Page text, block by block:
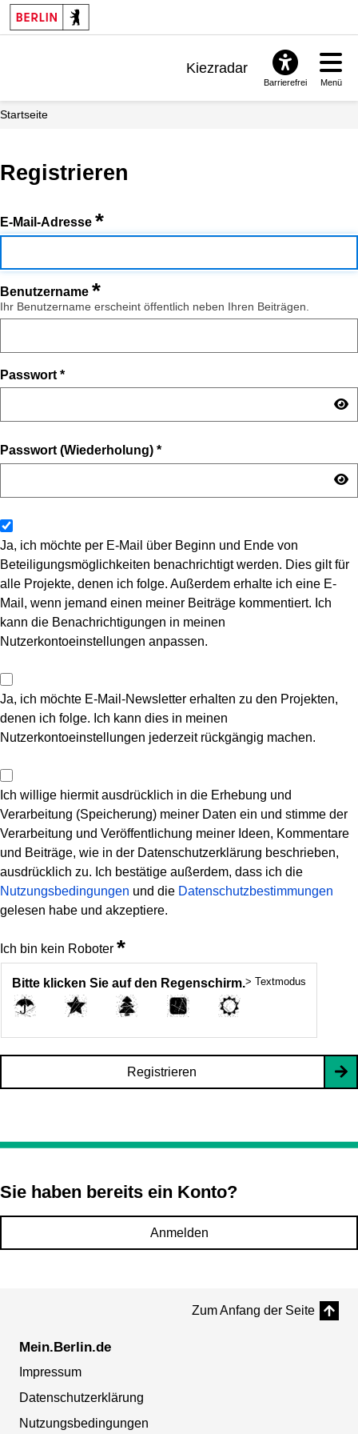
Kiezradar
Barrierefrei Menü
Startseite
Registrieren
E-Mail-Adresse *
Benutzername *
Ihr Benutzername erscheint öffentlich neben Ihren Beiträgen.
Passwort *
Passwort (Wiederholung) *
Ja, ich möchte per E-Mail über Beginn und Ende von
Beteiligungsmöglichkeiten benachrichtigt werden. Dies gilt für
alle Projekte, denen ich folge. Außerdem erhalte ich eine E-
Mail, wenn jemand einen meiner Beiträge kommentiert. Ich
kann die Benachrichtigungen in meinen
Nutzerkontoeinstellungen anpassen.
Ja, ich möchte E-Mail-Newsletter erhalten zu den Projekten,
denen ich folge. Ich kann dies in meinen
Nutzerkontoeinstellungen jederzeit rückgängig machen.
Ich willige hiermit ausdrücklich in die Erhebung und
Verarbeitung (Speicherung) meiner Daten ein und stimme der
Verarbeitung und Veröffentlichung meiner Ideen, Kommentare
und Beiträge, wie in der Datenschutzerklärung beschrieben,
ausdrücklich zu. Ich bestätige außerdem, dass ich die
Nutzungsbedingungen und die Datenschutzbestimmungen
gelesen habe und akzeptiere.
Ich bin kein Roboter *
Bitte klicken Sie auf den Regenschirm.> Textmodus
Registrieren
Sie haben bereits ein Konto?
Anmelden
Zum Anfang der Seite
Mein.Berlin.de
Impressum
Datenschutzerklärung
Nutzungsbedingungen